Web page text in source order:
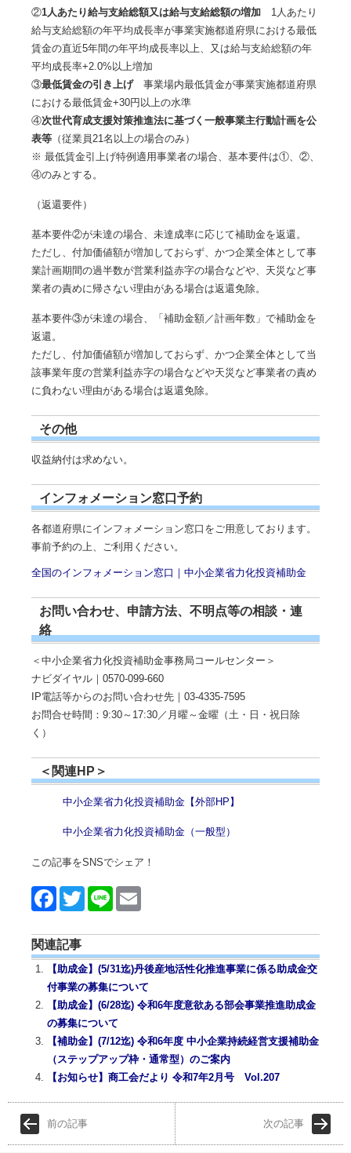
②1人あたり給与支給総額又は給与支給総額の増加 1人あたり
給与支給総額の年平均成長率が事業実施都道府県における最低
賃金の直近5年間の年平均成長率以上、又は給与支給総額の年
平均成長率+2.0%以上増加
③最低賃金の引き上げ事業場内最低賃金が事業実施都道府県
における最低賃金+30円以上の水準
④次世代育成支援対策推進法に基づく一般事業主行動計画を公
表等 （従業員21名以上の場合のみ）
※ 最低賃金引上げ特例適用事業者の場合、基本要件は①、②、
④のみとする。
（返還要件）
基本要件②が未達の場合、未達成率に応じて補助金を返還。
ただし、付加価値額が増加しておらず、かつ企業全体として事
業計画期間の過半数が営業利益赤字の場合などや、天災など事
業者の責めに帰さない理由がある場合は返還免除。
基本要件③が未達の場合、「補助金額／計画年数」で補助金を
返還。
ただし、付加価値額が増加しておらず、かつ企業全体として当
該事業年度の営業利益赤字の場合などや天災など事業者の責め
に負わない理由がある場合は返還免除。
その他
収益納付は求めない。
インフォメーション窓口予約
各都道府県にインフォメーション窓口をご用意しております。
事前予約の上、ご利用ください。
全国のインフォメーション窓口｜中小企業省力化投資補助金
お問い合わせ、申請方法、不明点等の相談・連
絡
＜中小企業省力化投資補助金事務局コールセンター＞
ナビダイヤル｜0570-099-660
IP電話等からのお問い合わせ先｜03-4335-7595
お問合せ時間：9:30～17:30／月曜～金曜（土・日・祝日除
く）
＜関連HP＞
中小企業省力化投資補助金【外部HP】
中小企業省力化投資補助金（一般型）
この記事をSNSでシェア！
Face Twitt Line
関連記事
【助成金】(5/31迄)丹後産地活性化推進事業に係る助成金交
付事業の募集について
【助成金】(6/28迄) 令和6年度意欲ある部会事業推進助成金
の募集について
【補助金】(7/12迄) 令和6年度 中小企業持続経営支援補助金
（ステップアップ枠・通常型）のご案内
【お知らせ】商工会だより 令和7年2月号 Vol.207
前の記事 次の記事